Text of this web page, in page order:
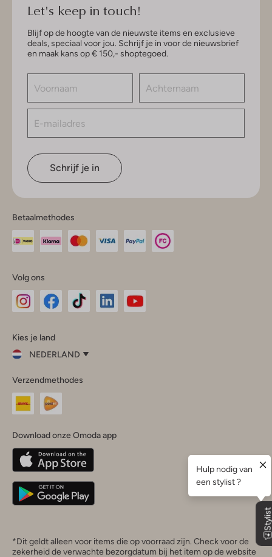
Let's keep in touch!
Blijf op de hoogte van de nieuwste items en exclusieve
deals, speciaal voor jou. Schrijf je in voor de nieuwsbrief
en maak kans op € 150,- shoptegoed.
Schrijf je in
Betaalmethodes
Volg ons
InstagramFacebook
Kies je land
NEDERLAND
je
land
Nederland
Belgique(Français)
Deutschland
Verzendmethodes
Download onze Omoda app
*Dit geldt alleen voor items die op voorraad zijn. Check voor de
zekerheid de verwachte bezorgdatum bij het item op de website